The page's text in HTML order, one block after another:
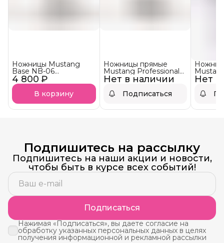
4 800 ₽
Ножницы Mustang
Base NB-06
Филировочные 6,0
дюйм
В корзину
Нет в наличии
Ножницы прямые
Mustang Professional
NP-05 5,5 дюйм
Подписаться
Нет
NP-08
Подпишитесь на рассылку
Подпишитесь на наши акции и новости,
чтобы быть в курсе всех событий!
Подписаться
Нажимая «Подписаться», вы даете согласие на
обработку указанных персональных данных в целях
получения информационной и рекламной рассылки